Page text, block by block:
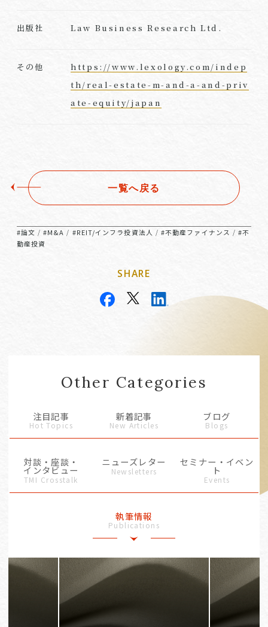
出版社 Law Business Research Ltd.
その他
https://www.lexology.com/indep
th/real-estate-m-and-a-and-priv
ate-equity/japan
一覧へ戻る
#論文 /#M&A / #REIT/インフラ投資法人 /#不動産ファイナンス /#不
動産投資
SHARE
Other Categories
注目記事
Hot Topics
新着記事
New Articles
ブログ
Blogs
対談・座談・
インタビュー
TMI Crosstalk
ニューズレター
Newsletters
セミナー・イベン
ト
Events
執筆情報
Publications